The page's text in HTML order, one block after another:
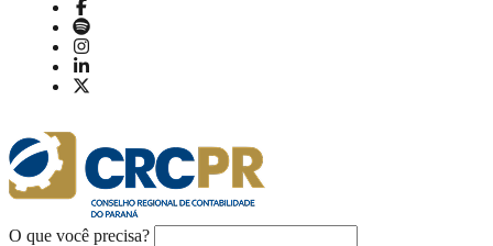
O que você precisa?